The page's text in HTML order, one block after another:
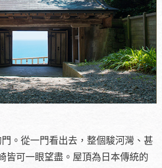
。從一門看出去，整個駿河灣、甚
皆可一眼望盡。屋頂為日本傳統的